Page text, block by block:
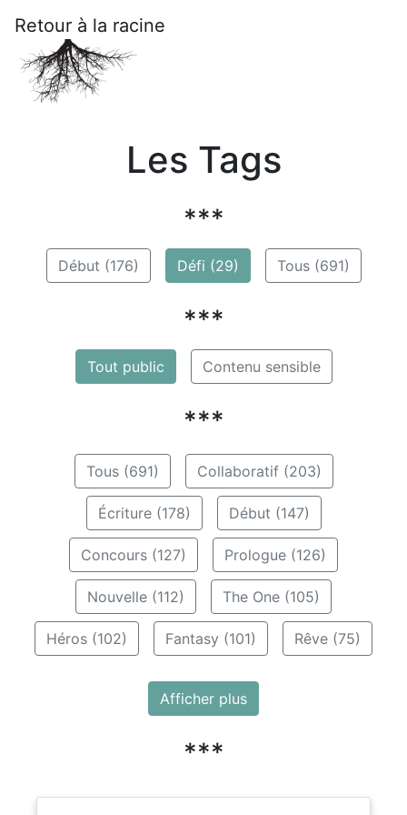
Retour à la racine
Les Tags
***
Début (176) Défi (29) Tous (691)
***
Tout public Contenu sensible
***
Tous (691) Collaboratif (203)
Écriture (178) Début (147)
Concours (127) Prologue (126)
Nouvelle (112) The One (105)
Héros (102) Fantasy (101) Rêve (75)
Afficher plus
***